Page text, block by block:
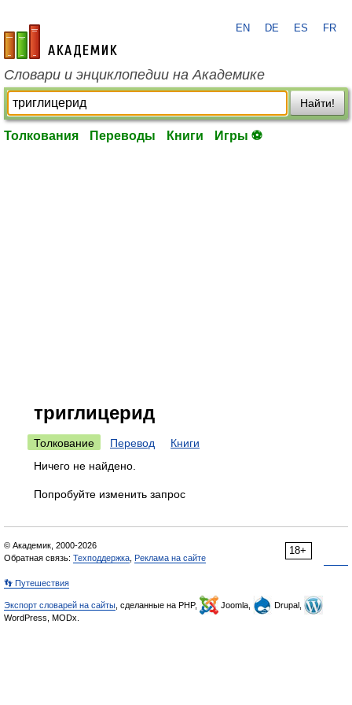
academic.ru
EN DE ES FR
Словари и энциклопедии на Академике
Найти!
Толкования Переводы Книги Игры ⚽
триглицерид
Толкование Перевод
Книги
Ничего не найдено.
Попробуйте изменить запрос
18+
© Академик, 2000-2026
Обратная связь: Техподдержка Реклама на сайте
👣 Путешествия
Экспорт словарей на сайты , сделанные на PHP, Joomla,
Drupal,
WordPress, MODx.